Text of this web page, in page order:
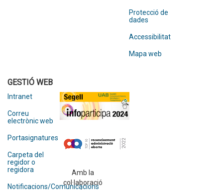
Protecció de
dades
Accessibilitat
Mapa web
GESTIÓ WEB
Intranet
Correu
electrònic web
Portasignatures
Carpeta del
regidor o
regidora
Notificacions/Comunicacions
Amb la
col·laboració